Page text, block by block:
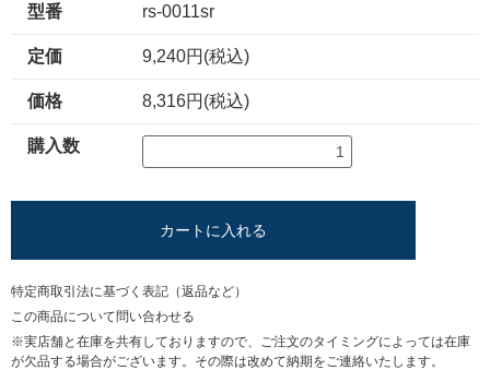
型番 rs-0011sr
定価 9,240円(税込)
価格 8,316円(税込)
購入数
カートに入れる
特定商取引法に基づく表記（返品など）
この商品について問い合わせる
※実店舗と在庫を共有しておりますので、ご注文のタイミングによっては在庫
が欠品する場合がございます。その際は改めて納期をご連絡いたします。